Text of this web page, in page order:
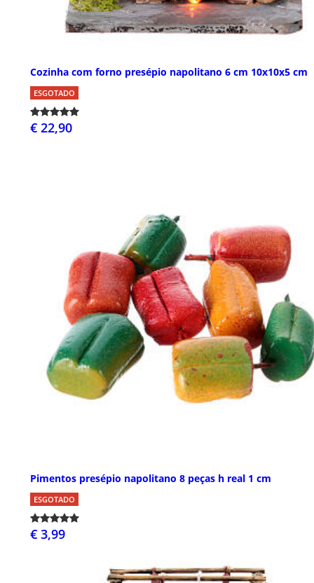
Cozinha com forno presépio napolitano 6 cm 10x10x5 cm
ESGOTADO
€ 22,90
Pimentos presépio napolitano 8 peças h real 1 cm
ESGOTADO
€ 3,99